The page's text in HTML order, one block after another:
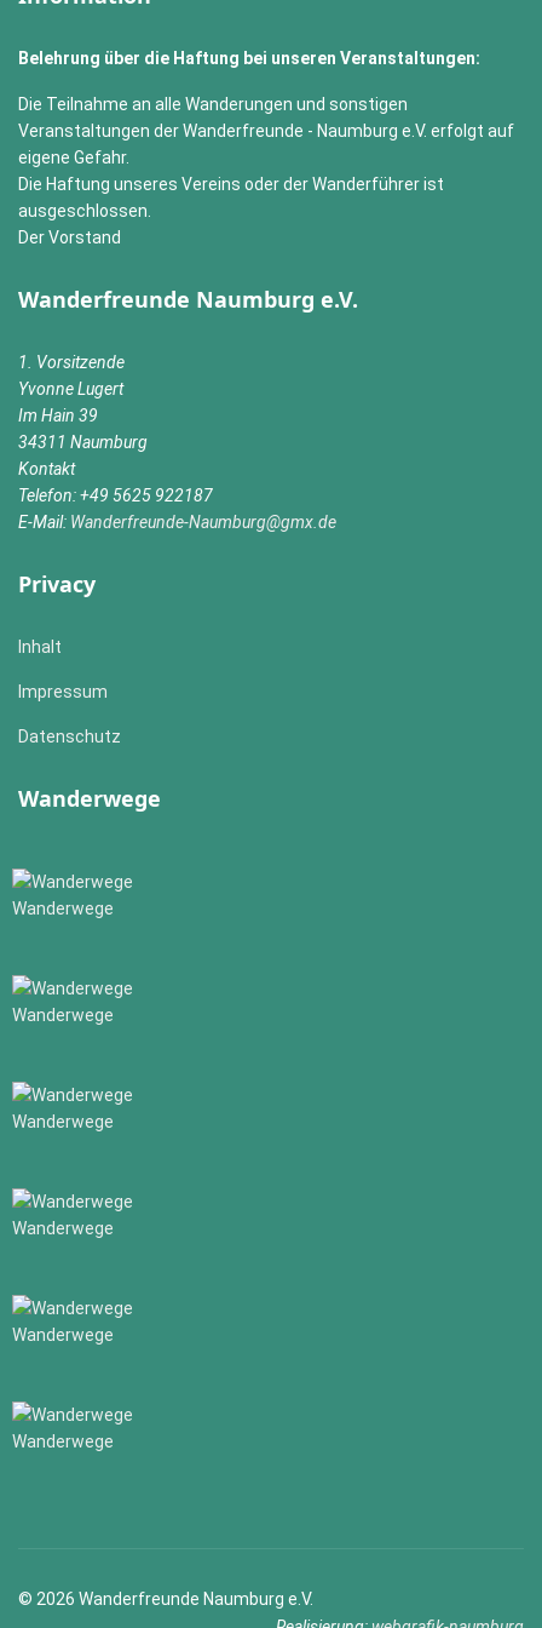
Belehrung über die Haftung bei unseren Veranstaltungen:
Die Teilnahme an alle Wanderungen und sonstigen
Veranstaltungen der Wanderfreunde - Naumburg e.V. erfolgt auf
eigene Gefahr.
Die Haftung unseres Vereins oder der Wanderführer ist
ausgeschlossen.
Der Vorstand
Wanderfreunde Naumburg e.V.
1. Vorsitzende
Yvonne Lugert
Im Hain 39
34311 Naumburg
Kontakt
Telefon: +49 5625 922187
E-Mail: Wanderfreunde-Naumburg@gmx.de
Privacy
Inhalt
Impressum
Datenschutz
Wanderwege
Wanderwege
Wanderwege
Wanderwege
Wanderwege
Wanderwege
Wanderwege
© 2026 Wanderfreunde Naumburg e.V.